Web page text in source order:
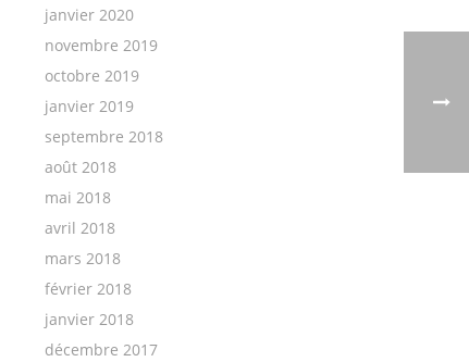
janvier 2020
novembre 2019
octobre 2019
janvier 2019
septembre 2018
août 2018
mai 2018
avril 2018
mars 2018
février 2018
janvier 2018
décembre 2017